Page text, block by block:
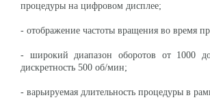
процедуры на цифровом дисплее;
- отображение частоты вращения во время
- широкий диапазон оборотов от 1000
дискретность 500 об/мин;
- варьируемая длительность процедуры в